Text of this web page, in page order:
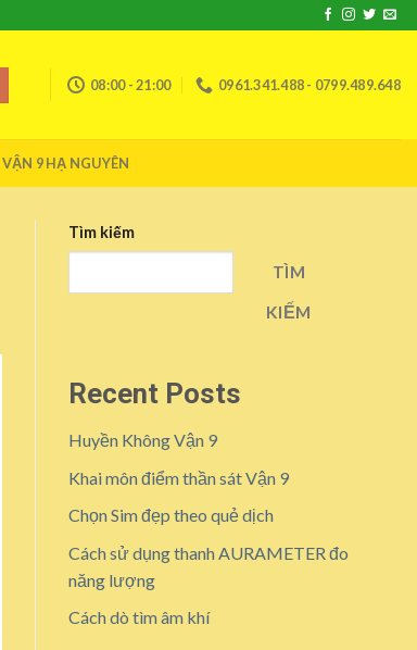
08:00 - 21:00 0961.341.488 - 0799.489.648
VẬN 9 HẠ NGUYÊN
Tìm kiếm
TÌM
KIẾM
Recent Posts
Huyền Không Vận 9
Khai môn điểm thần sát Vận 9
Chọn Sim đẹp theo quẻ dịch
Cách sử dụng thanh AURAMETER đo
năng lượng
Cách dò tìm âm khí